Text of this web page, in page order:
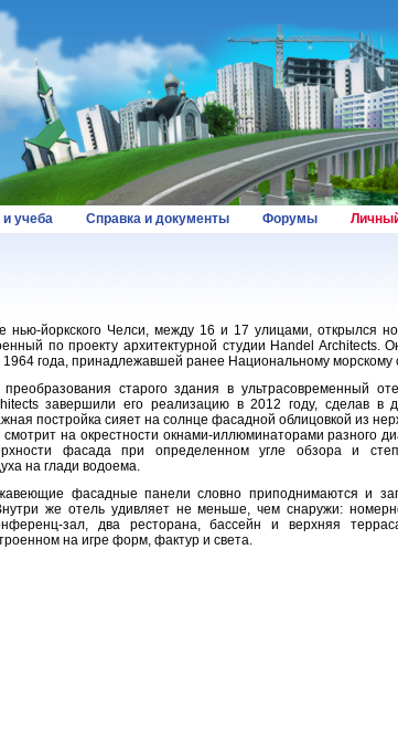
и учеба Справка и документы Форумы
нью-йоркского Челси, между 16 и 17 улицами, открылся
по проекту архитектурной студии Handel Architects.
1964 года, принадлежавшей ранее Национальному морскому
старого здания в ультрасовременный
завершили его реализацию в 2012 году, сделав в
постройка сияет на солнце фасадной облицовкой из
на окрестности окнами-иллюминаторами разного
фасада при определенном угле обзора и
на глади водоема.
фасадные панели словно приподнимаются и
Внутри же отель удивляет не меньше, чем снаружи:
зал, два ресторана, бассейн и верхняя
на игре форм, фактур и света.